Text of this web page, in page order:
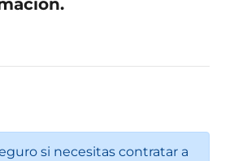
si necesitas contratar a